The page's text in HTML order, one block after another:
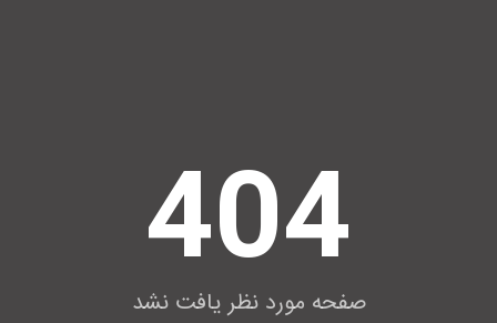
404
صفحه مورد نظر یافت نشد